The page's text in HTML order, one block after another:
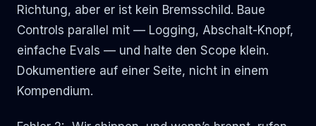
Richtung, aber er ist kein Bremsschild. Baue
Controls parallel mit — Logging, Abschalt-Knopf,
einfache Evals — und halte den Scope klein.
Dokumentiere auf einer Seite, nicht in einem
Kompendium.